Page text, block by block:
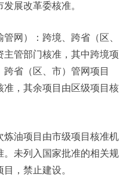
展改革委核准。
网）：跨境、跨省（区、
管部门核准，其中跨境项
省（区、市）管网项目
准，其余项目由区级项目核
油项目由市级项目核准机
。未列入国家批准的相关规
，禁止建设。